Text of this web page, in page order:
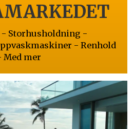
Storhusholdning -
- Renhold
Med mer